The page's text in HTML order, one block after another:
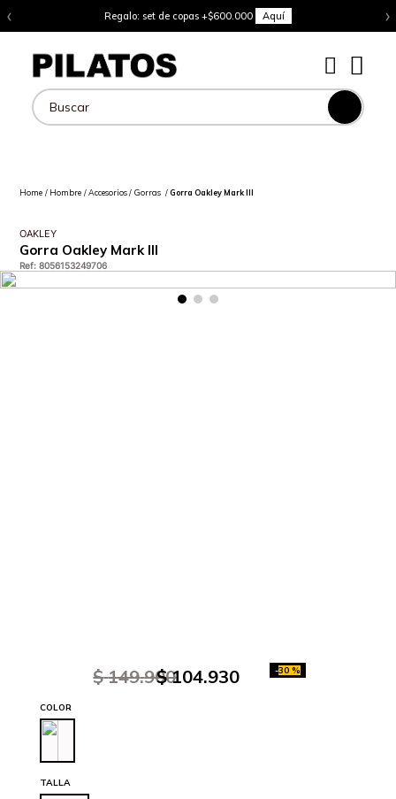
‹ Regalo: set de copas +$600.000 Aquí ›
Buscar
Hombre Accesorios Gorras Gorra Oakley Mark III
OAKLEY
Gorra Oakley Mark III
Ref:8056153249706
$ 149.900
$ 104.930 -30 %
TALLA
COLOR